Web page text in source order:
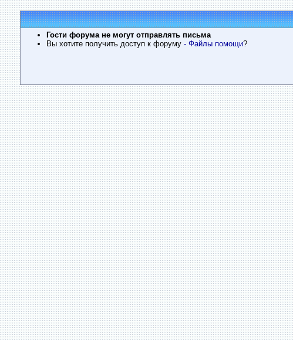
Гости форума не могут отправлять письма
Вы хотите получить доступ к форуму - Файлы помощи?